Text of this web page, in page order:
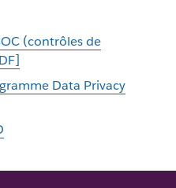
(contrôles de
Data Privacy